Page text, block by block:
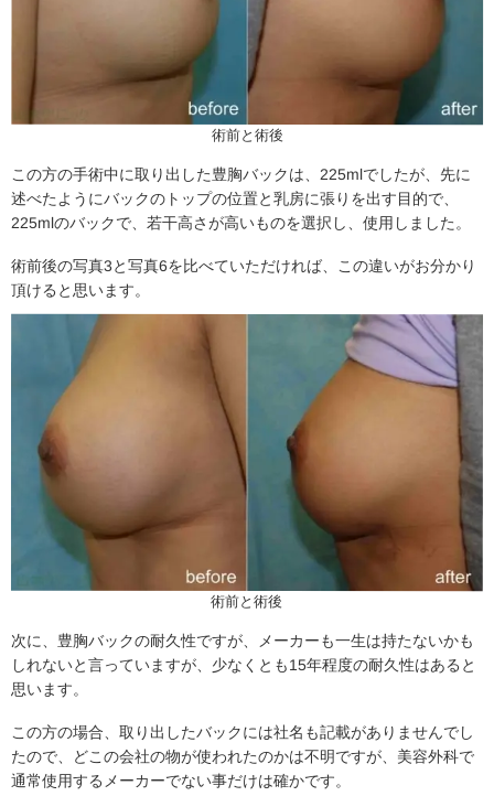
術前と術後
この方の手術中に取り出した豊胸バックは、225mlでしたが、先に
述べたようにバックのトップの位置と乳房に張りを出す目的で、
225mlのバックで、若干高さが高いものを選択し、使用しました。
術前後の写真3と写真6を比べていただければ、この違いがお分かり
頂けると思います。
術前と術後
次に、豊胸バックの耐久性ですが、メーカーも一生は持たないかも
しれないと言っていますが、少なくとも15年程度の耐久性はあると
思います。
この方の場合、取り出したバックには社名も記載がありませんでし
たので、どこの会社の物が使われたのかは不明ですが、美容外科で
通常使用するメーカーでない事だけは確かです。